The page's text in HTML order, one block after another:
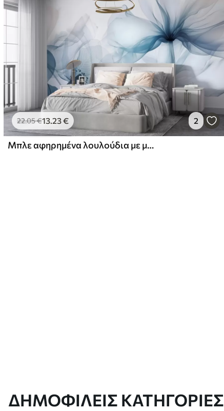
22.05€13 .23€ 2
Μπλε αφηρημένα λουλούδια με μαλακά, ημιδιαφανή πέταλα και λεπτές λεπτομέρειες, σε λευκό φόντο
ΔΗΜΟΦΙΛΕΊΣ ΚΑΤΗΓΟΡΊΕΣ